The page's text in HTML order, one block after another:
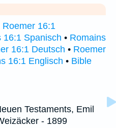
Roemer 16:1
16:1 Spanisch • Romains
16:1 Deutsch • Roemer
16:1 Englisch • Bible
Testaments, Emil
- 1899